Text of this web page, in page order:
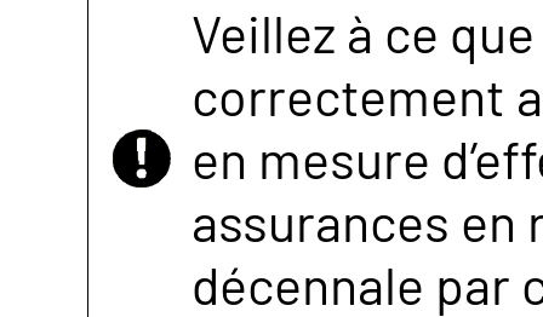
Veillez à ce
correctement
en mesure
assurances
décennale par